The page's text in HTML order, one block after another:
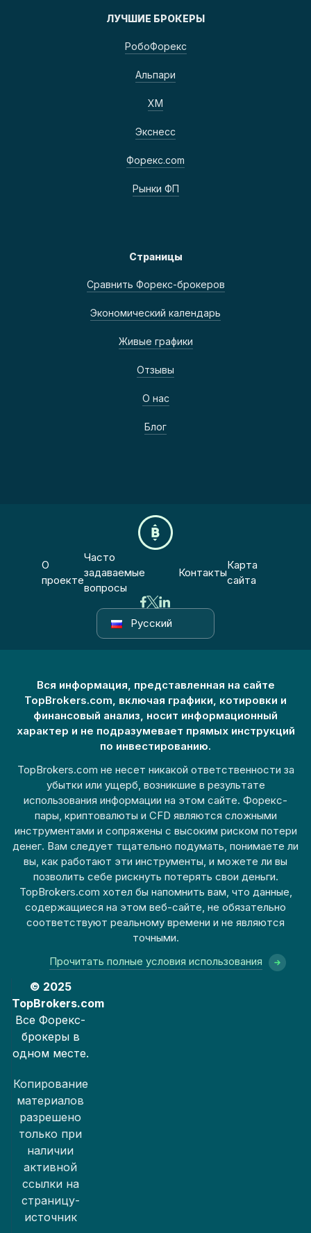
ЛУЧШИЕ БРОКЕРЫ
РобоФорекс
Альпари
ХМ
Экснесс
Форекс.com
Рынки ФП
Страницы
Сравнить Форекс-брокеров
Экономический календарь
Живые графики
Отзывы
О нас
Блог
О
проекте
Часто
задаваемые
вопросы
Контакты
Карта
сайта
Русский
Вся информация, представленная на сайте
TopBrokers.com, включая графики, котировки и
финансовый анализ, носит информационный
характер и не подразумевает прямых инструкций
по инвестированию.
TopBrokers.com не несет никакой ответственности за
убытки или ущерб, возникшие в результате
использования информации на этом сайте. Форекс-
пары, криптовалюты и CFD являются сложными
инструментами и сопряжены с высоким риском потери
денег. Вам следует тщательно подумать, понимаете ли
вы, как работают эти инструменты, и можете ли вы
позволить себе рискнуть потерять свои деньги.
TopBrokers.com хотел бы напомнить вам, что данные,
содержащиеся на этом веб-сайте, не обязательно
соответствуют реальному времени и не являются
точными.
Прочитать полные условия использования
© 2025
TopBrokers.com
Все Форекс-
брокеры в
одном месте.
Копирование
материалов
разрешено
только при
наличии
активной
ссылки на
страницу-
источник